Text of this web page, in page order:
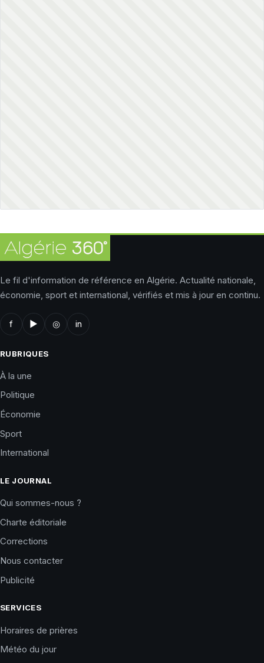
Le fil d'information de référence en Algérie. Actualité nationale,
économie, sport et international, vérifiés et mis à jour en continu.
f ▶ ◎ in
RUBRIQUES
À la une
Politique
Économie
Sport
International
LE JOURNAL
Qui sommes-nous ?
Charte éditoriale
Corrections
Nous contacter
Publicité
SERVICES
Horaires de prières
Météo du jour